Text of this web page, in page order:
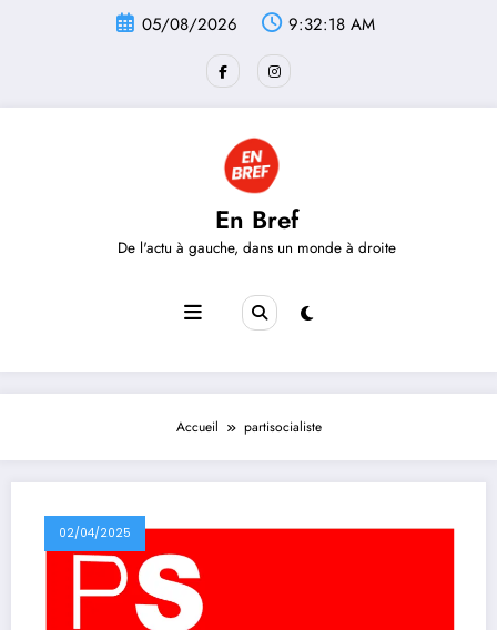
05/08/2026 9:32:18 AM
En Bref
De l'actu à gauche, dans un monde à droite
Accueil partisocialiste
02/04/2025